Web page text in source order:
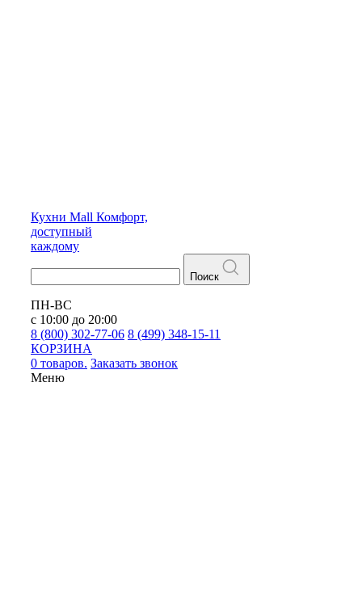
Кухни Mall Комфорт,
доступный
каждому
Поиск
ПН-ВС
с 10:00 до 20:00
8 (800) 302-77-06 8 (499) 348-15-11
КОРЗИНА
0 товаров. Заказать звонок
Меню